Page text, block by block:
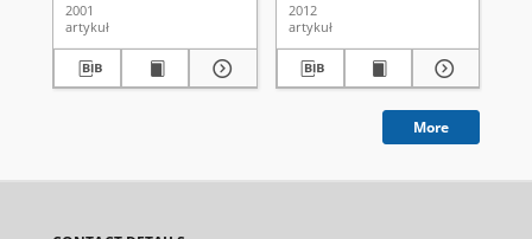
2001
artykuł
2012
artykuł
More